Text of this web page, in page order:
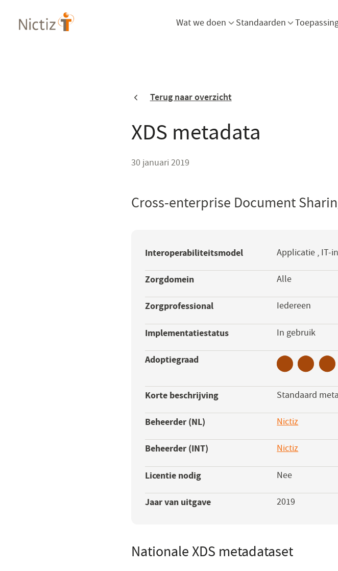
en
Wat we doen Menu openen
Standaarden Menu
Terug naar overzicht
XDS metadata
30 januari 2019
Cross-enterprise Document
Interoperabiliteitsmodel Applicatie , IT-
Zorgdomein Alle
Zorgprofessional Iedereen
Implementatiestatus In gebruik
Adoptiegraad
Korte beschrijving Standaard
Beheerder (NL) Nictiz
Beheerder (INT) Nictiz
Licentie nodig Nee
Jaar van uitgave 2019
Nationale XDS metadataset